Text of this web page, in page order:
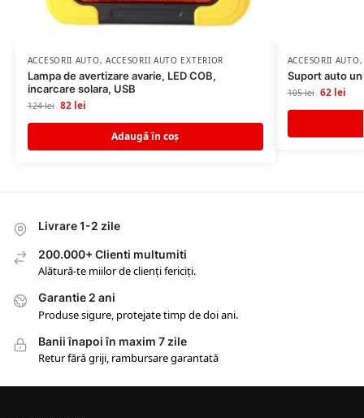
ACCESORII AUTO, ACCESORII AUTO EXTERIOR
Lampa de avertizare avarie, LED COB,
incarcare solara, USB
124lei 82 lei
Adaugă în coș
ACCESORII AUTO
Suport auto
105lei 62 lei
Livrare 1-2 zile
200.000+ Clienti multumiti
Alătură-te miilor de clienți fericiți.
Garantie 2 ani
Produse sigure, protejate timp de doi ani.
Banii înapoi în maxim 7 zile
Retur fără griji, rambursare garantată